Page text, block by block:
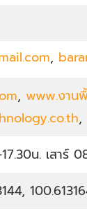
,
, www.งาน
,
น. เสาร์